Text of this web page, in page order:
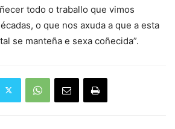
todo o traballo que vimos
o que nos axuda a que a esta
se manteña e sexa coñecida”.